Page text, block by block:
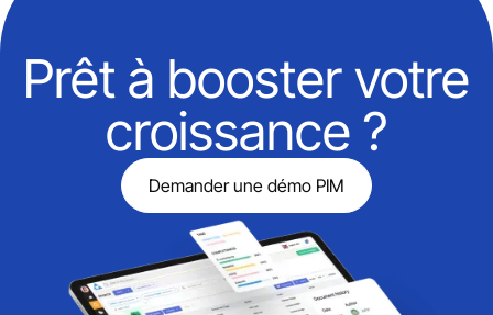
Prêt à booster votre
croissance ?
Demander une démo PIM